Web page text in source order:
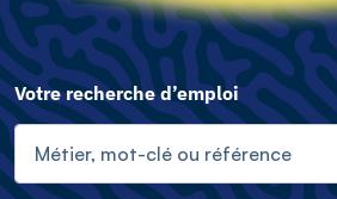
Votre recherche d’emploi